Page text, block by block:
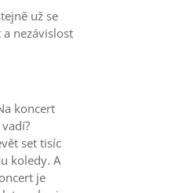
už se
nezávislost
koncert
set tisíc
koledy. A
je